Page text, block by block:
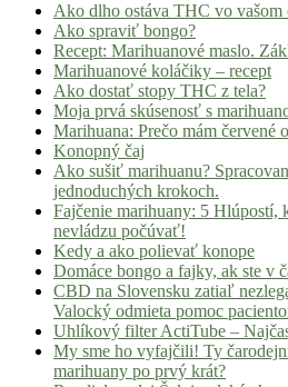
Ako dlho ostáva THC vo vašom
Ako spraviť bongo?
Recept: Marihuanové maslo.
Marihuanové koláčiky – recept
Ako dostať stopy THC z tela?
Moja prvá skúsenosť s
Marihuana: Prečo mám červené
Konopný čaj
Ako sušiť marihuanu?
jednoduchých krokoch.
Fajčenie marihuany: 5 Hlúpostí,
nevládzu počúvať!
Kedy a ako polievať konope
Domáce bongo a fajky, ak ste v
CBD na Slovensku zatiaľ
Valocký odmieta pomoc
Uhlíkový filter ActiTube –
My sme ho vyfajčili! Ty
marihuany po prvý krát?